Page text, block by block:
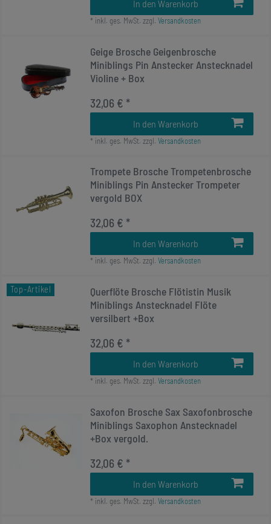
In den Warenkorb
* inkl. ges. MwSt. zzgl. Versandkosten
Geige Brosche Geigenbrosche
Miniblings Pin Anstecker Anstecknadel
Violine + Box
32,06 € *
In den Warenkorb
* inkl. ges. MwSt. zzgl. Versandkosten
Trompete Brosche Trompetenbrosche
Miniblings Pin Anstecker Trompeter
vergold BOX
32,06 € *
In den Warenkorb
* inkl. ges. MwSt. zzgl. Versandkosten
Top-Artikel
Querflöte Brosche Flötistin Musik
Miniblings Anstecknadel Flöte
versilbert +Box
32,06 € *
In den Warenkorb
* inkl. ges. MwSt. zzgl. Versandkosten
Saxofon Brosche Sax Saxofonbrosche
Miniblings Saxophon Anstecknadel
+Box vergold.
32,06 € *
In den Warenkorb
* inkl. ges. MwSt. zzgl. Versandkosten